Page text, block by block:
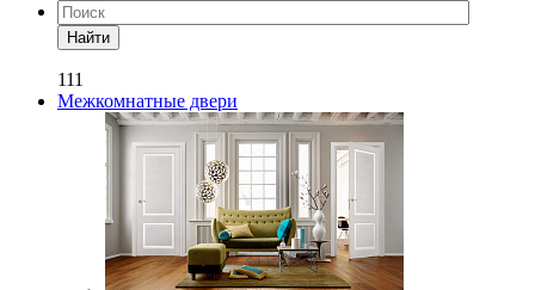
Найти
111
Межкомнатные двери